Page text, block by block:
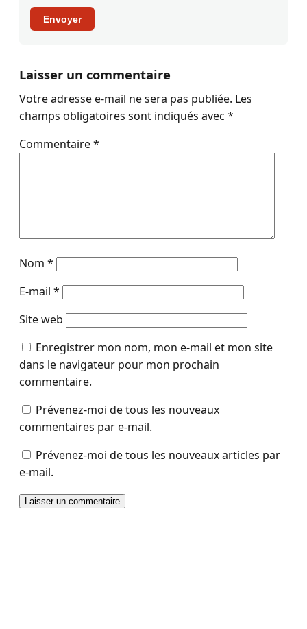
Envoyer
Laisser un commentaire
Votre adresse e-mail ne sera pas publiée. Les
champs obligatoires sont indiqués avec *
Commentaire*
Nom *
E-mail *
Site web
Enregistrer mon nom, mon e-mail et mon site
dans le navigateur pour mon prochain
commentaire.
Prévenez-moi de tous les nouveaux
commentaires par e-mail.
Prévenez-moi de tous les nouveaux articles par
e-mail.